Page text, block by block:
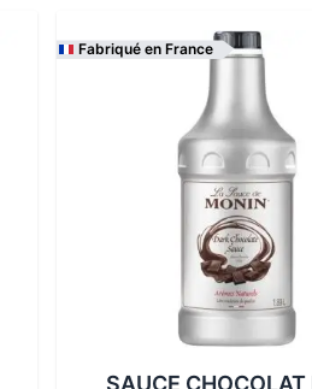
Fabriqué en France
Les conditionnements
SAUCE CHOCOLAT